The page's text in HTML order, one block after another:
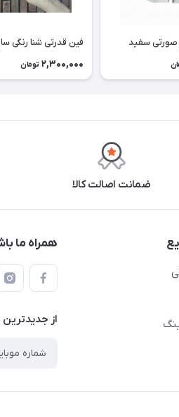
صورتی سفید فین قدرتی شنا رنگی سایز
2,300,000 تومان
ضمانت اصالت کالا
همراه ما
از